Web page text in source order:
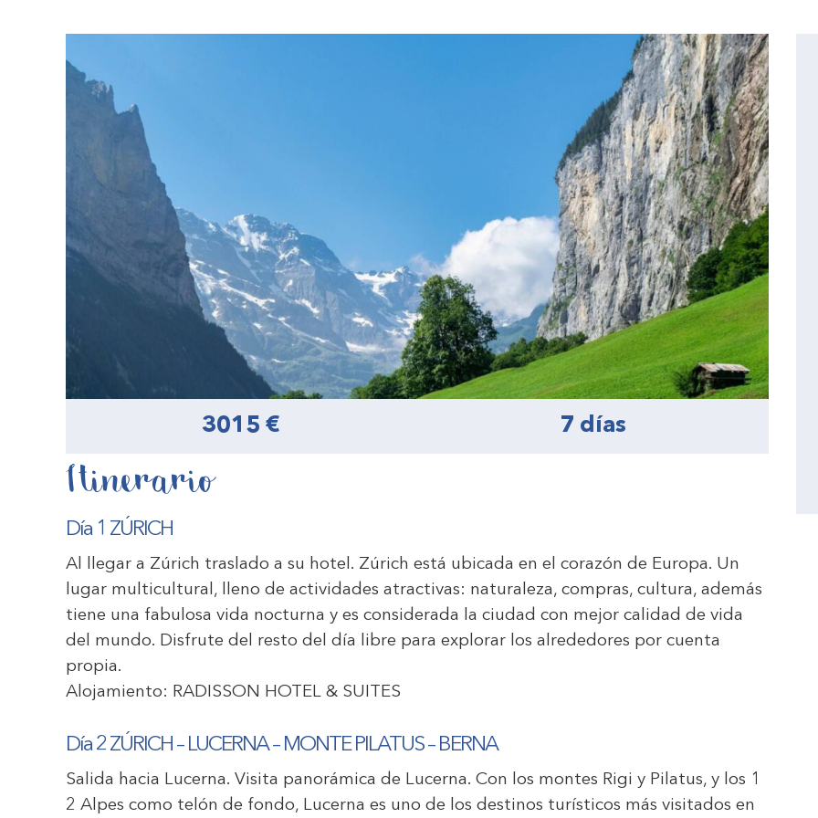
3015 € 7 días
Itinerario
Día 1 ZÚRICH
Al llegar a Zúrich traslado a su hotel. Zúrich está ubicada en el corazón de Europa. Un
lugar multicultural, lleno de actividades atractivas: naturaleza, compras, cultura, además
tiene una fabulosa vida nocturna y es considerada la ciudad con mejor calidad de vida
del mundo. Disfrute del resto del día libre para explorar los alrededores por cuenta
propia.
Alojamiento: RADISSON HOTEL & SUITES
Día 2 ZÚRICH – LUCERNA – MONTE PILATUS – BERNA
Salida hacia Lucerna. Visita panorámica de Lucerna. Con los montes Rigi y Pilatus, y los 1
2 Alpes como telón de fondo, Lucerna es uno de los destinos turísticos más visitados en